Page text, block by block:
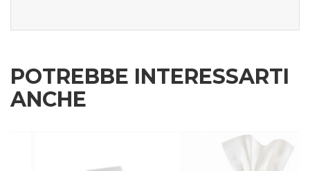
POTREBBE INTERESSARTI
ANCHE